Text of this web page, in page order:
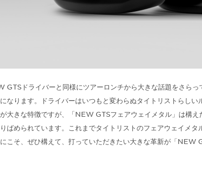
GTSドライバーと同様にツアーロンチから大きな話題をさら
なります。ドライバーはいつもと変わらぬタイトリストらし
が大きな特徴ですが、「NEW GTSフェアウェイメタル」は構
ばめられています。これまでタイトリストのフェアウェイメ
にこそ、ぜひ構えて、打っていただきたい大きな革新が「NEW